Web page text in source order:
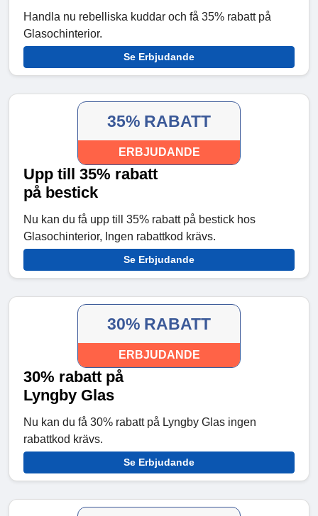
Handla nu rebelliska kuddar och få 35% rabatt på
Glasochinterior.
Se Erbjudande
35% RABATT
ERBJUDANDE
Upp till 35% rabatt
på bestick
Nu kan du få upp till 35% rabatt på bestick hos
Glasochinterior, Ingen rabattkod krävs.
Se Erbjudande
30% RABATT
ERBJUDANDE
30% rabatt på
Lyngby Glas
Nu kan du få 30% rabatt på Lyngby Glas ingen
rabattkod krävs.
Se Erbjudande